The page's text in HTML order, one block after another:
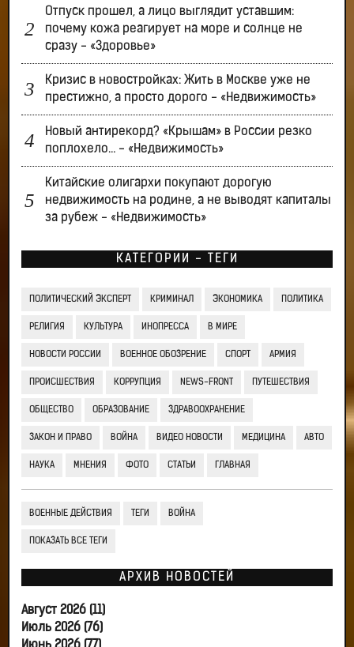
Отпуск прошел, а лицо выглядит уставшим:
почему кожа реагирует на море и солнце не
сразу - «Здоровье»
Кризис в новостройках: Жить в Москве уже не
престижно, а просто дорого - «Недвижимость»
Новый антирекорд? «Крышам» в России резко
поплохело… - «Недвижимость»
Китайские олигархи покупают дорогую
недвижимость на родине, а не выводят капиталы
за рубеж - «Недвижимость»
КАТЕГОРИИ - ТЕГИ
ПОЛИТИЧЕСКИЙ ЭКСПЕРТ КРИМИНАЛ ЭКОНОМИКА ПОЛИТИКА
РЕЛИГИЯ КУЛЬТУРА ИНОПРЕССА В МИРЕ
НОВОСТИ РОССИИ ВОЕННОЕ ОБОЗРЕНИЕ СПОРТ АРМИЯ
ПРОИСШЕСТВИЯ КОРРУПЦИЯ NEWS-FRONT ПУТЕШЕСТВИЯ
ОБЩЕСТВО ОБРАЗОВАНИЕ ЗДРАВООХРАНЕНИЕ
ЗАКОН И ПРАВО ВОЙНА ВИДЕО НОВОСТИ МЕДИЦИНА АВТО
НАУКА МНЕНИЯ ФОТО СТАТЬИ ГЛАВНАЯ
ВОЕННЫЕ ДЕЙСТВИЯ ТЕГИ ВОЙНА
ПОКАЗАТЬ ВСЕ ТЕГИ
АРХИВ НОВОСТЕЙ
Август 2026 (11)
Июль 2026 (76)